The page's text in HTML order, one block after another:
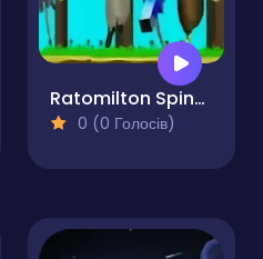
Ratomilton Spinning Flappy Minecraft
0 (0 Голосів)